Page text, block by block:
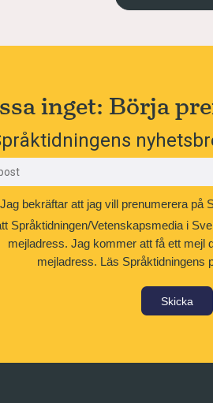
inget: Börja
Jag bekräftar att jag vill prenumerera på
Språktidningen/Vetenskapsmedia i
mejladress. Jag kommer att få ett mejl
mejladress. Läs Språktidningens
Skicka